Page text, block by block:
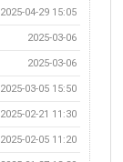
2025-04-29 15:05
2025-03-06
2025-03-06
2025-03-05 15:50
2025-02-21 11:30
2025-02-05 11:20